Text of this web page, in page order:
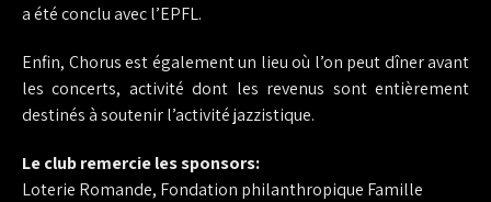
a été conclu avec l’EPFL.
Enfin, Chorus est également un lieu où l’on peut dîner avant
les concerts, activité dont les revenus sont entièrement
destinés à soutenir l’activité jazzistique.
Le club remercie les sponsors:
Loterie Romande, Fondation philanthropique Famille